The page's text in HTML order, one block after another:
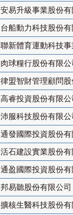
安易升級事業股份有
台船動力科技股份有
聯新體育運動科技事
肉球糧行股份有限公
律盟智財管理顧問股
高睿投資股份有限公
沛服科技股份有限公
通發國際投資股份有
活石建設實業股份有
通盈國際投資股份有
邦易聽股份有限公司
擴核生醫科技股份有